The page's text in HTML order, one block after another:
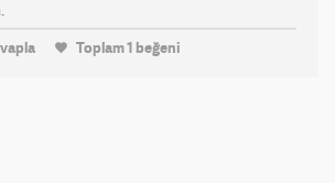
Toplam1 beğeni